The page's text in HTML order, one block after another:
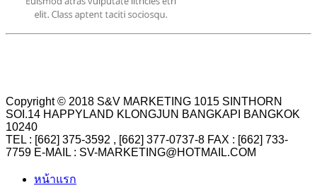
Copyright © 2018 S&V MARKETING 1015 SINTHORN
SOI.14 HAPPYLAND KLONGJUN BANGKAPI BANGKOK
10240
TEL : [662] 375-3592 , [662] 377-0737-8 FAX : [662] 733-
7759 E-MAIL : SV-MARKETING@HOTMAIL.COM
หน้าแรก